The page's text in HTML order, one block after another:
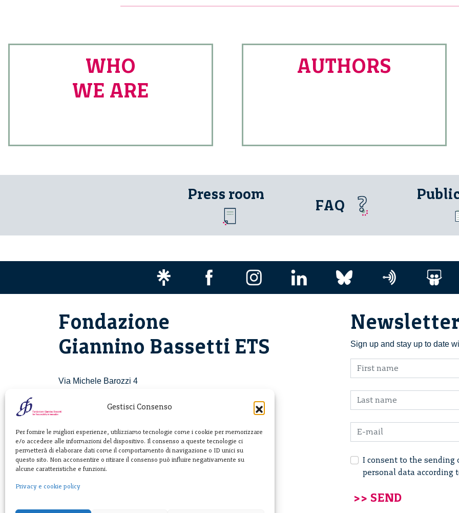
Gestisci Consenso
Per fornire le migliori esperienze, utilizziamo tecnologie come i cookie per memorizzare
e/o accedere alle informazioni del dispositivo. Il consenso a queste tecnologie ci
permetterà di elaborare dati come il comportamento di navigazione o ID unici su
questo sito. Non acconsentire o ritirare il consenso può influire negativamente su
alcune caratteristiche e funzioni.
Privacy e cookie policy
WHO
WE ARE
AUTHORS
Press room
FAQ
Newsletter
Sign up and stay up to date
I consent to the sending
personal data according
Fondazione
Giannino Bassetti ETS
Via Michele Barozzi 4
T. +39 02 781933
info@fondazionebassetti.org
p.i. 12520270153